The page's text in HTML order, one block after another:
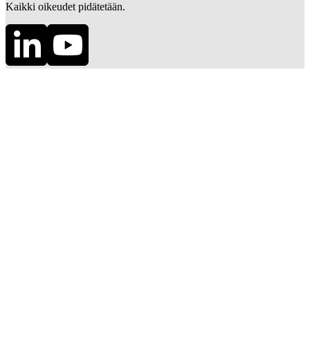
Kaikki oikeudet pidätetään.